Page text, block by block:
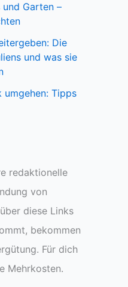
Garten –
Die
und was sie
umgehen: Tipps
redaktionelle
von
diese Links
bekommen
Für dich
Mehrkosten.